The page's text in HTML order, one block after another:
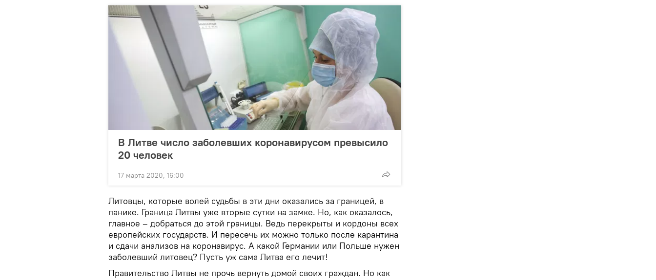
В Литве число заболевших коронавирусом превысило
20 человек
17 марта 2020, 16:00
Литовцы, которые волей судьбы в эти дни оказались за границей, в
панике. Граница Литвы уже вторые сутки на замке. Но, как оказалось,
главное – добраться до этой границы. Ведь перекрыты и кордоны всех
европейских государств. И пересечь их можно только после карантина
и сдачи анализов на коронавирус. А какой Германии или Польше нужен
заболевший литовец? Пусть уж сама Литва его лечит!
Правительство Литвы не прочь вернуть домой своих граждан. Но как